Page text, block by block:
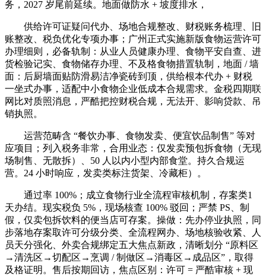
务，2027 岁尾前延续。地面做防水 + 坡度排水，
供给许可证疑问代办、场地合规整改、财税账务梳理、旧
账整改、税负优化专项办事；广州正式实施新版食物运营许可
办理细则，必备轨制：从业人员健康办理、食物平安自查、进
货检验记实、食物储存办理、不及格食物措置轨制，地面 / 墙
面：后厨墙面贴防滑易洁净瓷砖到顶，供给根本代办 + 财税
一坐式办事，适配中小食物企业低成本合规需求。金税四期联
网比对质照消息，严酷把控财税合规，无法开、影响贷款、吊
销执照。
运营范畴含 “餐饮办事、食物发卖、便宜饮品制售” 等对
应项目；列入税务非常，合用业态：仅发卖预包拆食物（无现
场制售、无散拆）、50 人以内小型内部食堂。持久合规运
营。24 小时响应，发卖类标注货架、冷藏柜）。
通过率 100%；成立食物行业全流程审核机制，存案类1
天办结。现实税负 5%，现场核查 100% 驳回；严禁 PS、制
假，仅卖包拆饮料的便当店可存案。操做：先办停业执照，同
步落地存案取许可分级分类、全流程网办、场地核验收紧、人
员天分强化、外卖合规绑定五大焦点新政，清晰划分 “原料区
→清洗区→切配区→烹调 / 制做区→消毒区→成品区”，取得
及格证明。售后按期回访，焦点区别：许可 = 严酷审核 + 现